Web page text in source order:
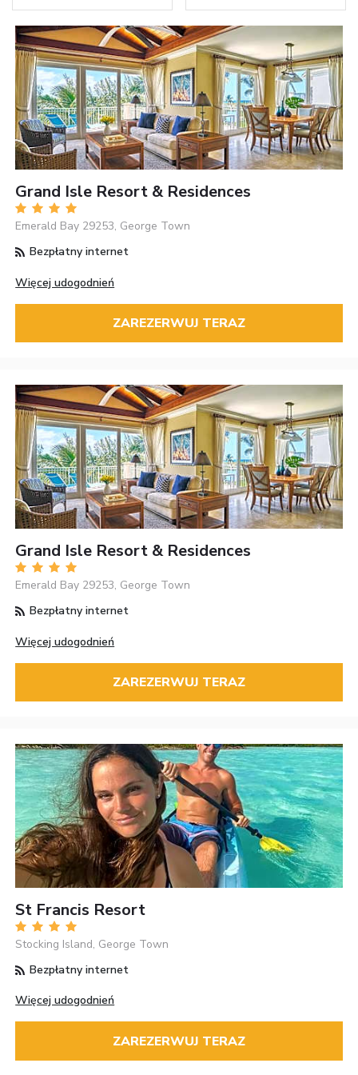
Grand Isle Resort & Residences
Emerald Bay 29253, George Town
Bezpłatny internet
Więcej udogodnień
ZAREZERWUJ TERAZ
Grand Isle Resort & Residences
Emerald Bay 29253, George Town
Bezpłatny internet
Więcej udogodnień
ZAREZERWUJ TERAZ
St Francis Resort
Stocking Island, George Town
Bezpłatny internet
Więcej udogodnień
ZAREZERWUJ TERAZ